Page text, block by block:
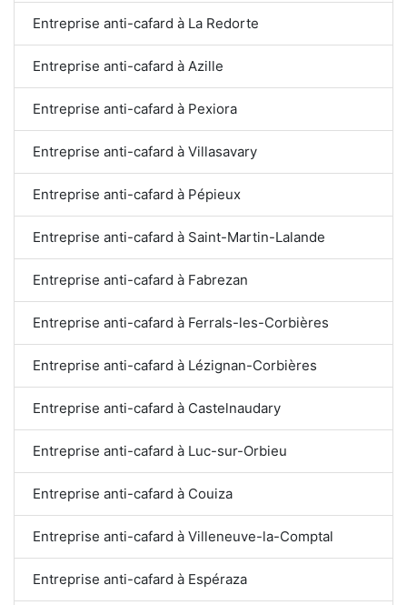
Entreprise anti-cafard à La Redorte
Entreprise anti-cafard à Azille
Entreprise anti-cafard à Pexiora
Entreprise anti-cafard à Villasavary
Entreprise anti-cafard à Pépieux
Entreprise anti-cafard à Saint-Martin-Lalande
Entreprise anti-cafard à Fabrezan
Entreprise anti-cafard à Ferrals-les-Corbières
Entreprise anti-cafard à Lézignan-Corbières
Entreprise anti-cafard à Castelnaudary
Entreprise anti-cafard à Luc-sur-Orbieu
Entreprise anti-cafard à Couiza
Entreprise anti-cafard à Villeneuve-la-Comptal
Entreprise anti-cafard à Espéraza